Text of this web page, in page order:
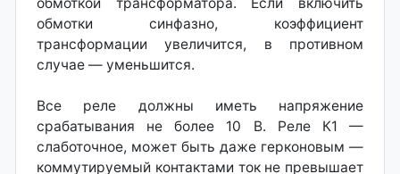
обмоткой трансформатора. Если включить
обмотки синфазно, коэффициент
трансформации увеличится, в противном
случае — уменьшится.
Все реле должны иметь напряжение
срабатывания не более 10 В. Реле К1 —
слаботочное, может быть даже герконовым —
коммутируемый контактами ток не превышает